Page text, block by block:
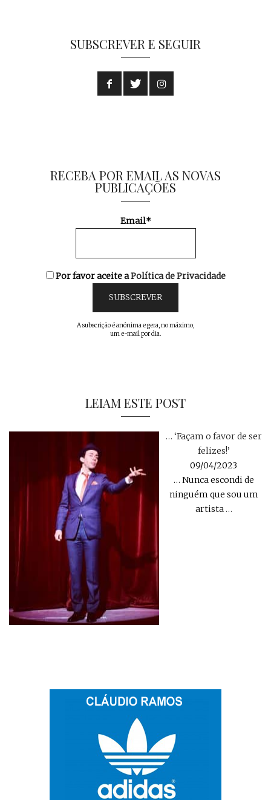
SUBSCREVER E SEGUIR
RECEBA POR EMAIL AS NOVAS
PUBLICAÇÕES
Email*
Por favor aceite aPolítica de Privacidade
A subscrição é anónima e gera, no máximo,
um e-mail por dia.
LEIAM ESTE POST
… ‘Façam o favor de ser
felizes!’
09/04/2023
… Nunca escondi de
ninguém que sou um
artista…